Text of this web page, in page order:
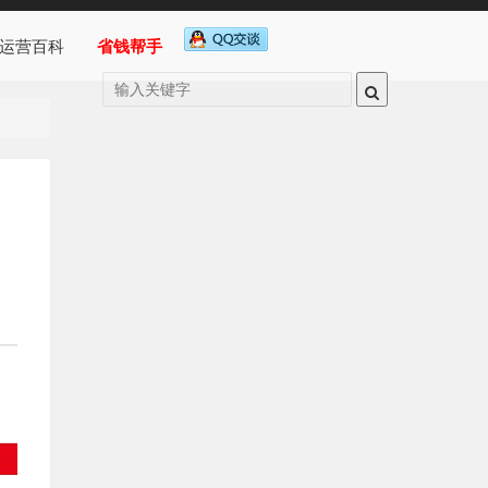
运营百科 省钱帮手